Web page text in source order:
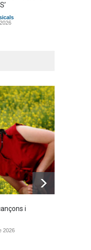
els ‘Cants
s’avancen a
l’himne
i
2026